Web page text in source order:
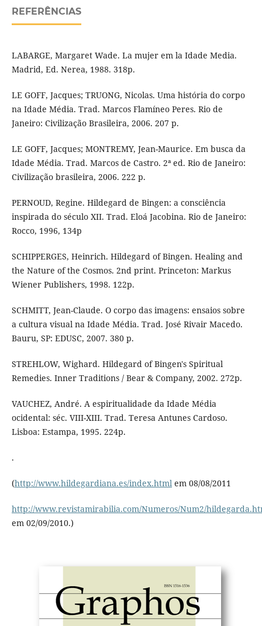
REFERÊNCIAS
LABARGE, Margaret Wade. La mujer em la Idade Media.
Madrid, Ed. Nerea, 1988. 318p.
LE GOFF, Jacques; TRUONG, Nicolas. Uma história do corpo
na Idade Média. Trad. Marcos Flamíneo Peres. Rio de
Janeiro: Civilização Brasileira, 2006. 207 p.
LE GOFF, Jacques; MONTREMY, Jean-Maurice. Em busca da
Idade Média. Trad. Marcos de Castro. 2ª ed. Rio de Janeiro:
Civilização brasileira, 2006. 222 p.
PERNOUD, Regine. Hildegard de Bingen: a consciência
inspirada do século XII. Trad. Eloá Jacobina. Rio de Janeiro:
Rocco, 1996, 134p
SCHIPPERGES, Heinrich. Hildegard of Bingen. Healing and
the Nature of the Cosmos. 2nd print. Princeton: Markus
Wiener Publishers, 1998. 122p.
SCHMITT, Jean-Claude. O corpo das imagens: ensaios sobre
a cultura visual na Idade Média. Trad. José Rivair Macedo.
Bauru, SP: EDUSC, 2007. 380 p.
STREHLOW, Wighard. Hildegard of Bingen's Spiritual
Remedies. Inner Traditions / Bear & Company, 2002. 272p.
VAUCHEZ, André. A espiritualidade da Idade Média
ocidental: séc. VIII-XIII. Trad. Teresa Antunes Cardoso.
Lisboa: Estampa, 1995. 224p.
.
(http://www.hildegardiana.es/index.htmlem 08/08/2011
http://www.revistamirabilia.com/Numeros/Num2/
em 02/09/2010.)